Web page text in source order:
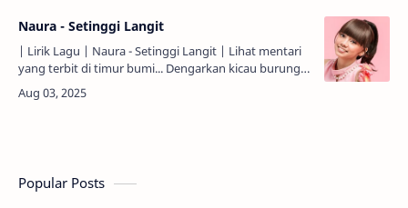
Naura - Setinggi Langit
| Lirik Lagu | Naura - Setinggi Langit | Lihat mentari
yang terbit di timur bumi... Dengarkan kicau burung
merdu yang bernyanyi... Tersenyumlah dan ucapkan
sem…
Popular Posts